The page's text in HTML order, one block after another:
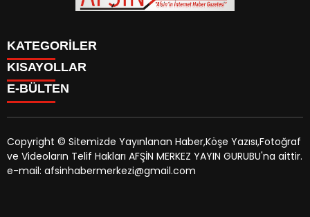
KATEGORİLER
SİYASET
EĞİTİM
MAGAZİN
MANŞETLER
ÖZEL HABER
KISAYOLLAR
SİYASET
EĞİTİM
KÜLTÜR SANAT
MAGAZİN
MANŞETLER
E-BÜLTEN
afsinhaber.com e-bültenine abone olarak, tarafınıza haber,
duyuru ve kampanya içerikli e-postaların gönderilmesini
Copyright © Sitemizde Yayınlanan Haber,Köşe Yazısı,Fotoğraf
ve Videoların Telif Hakları AFŞİN MERKEZ YAYIN GURUBU'na aittir.
e-mail: afsinhabermerkezi@gmail.com